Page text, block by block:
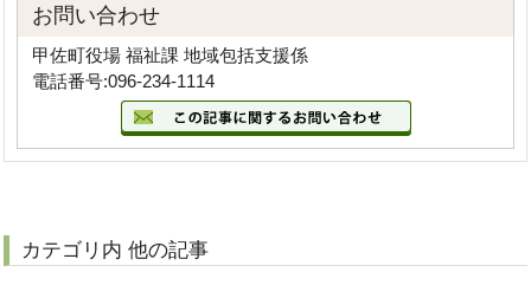
お問い合わせ
甲佐町役場 福祉課 地域包括支援係
電話番号:096-234-1114
カテゴリ内 他の記事